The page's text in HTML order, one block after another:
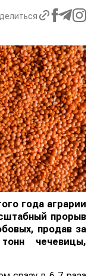
года аграрии
прорыв
продав за
чечевицы,